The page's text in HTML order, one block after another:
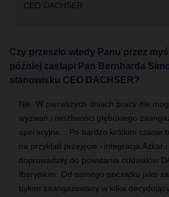
CEO DACHSER
Czy przeszło wtedy Panu przez
później zastąpi Pan Bernharda
stanowisku CEO DACHSER?
Nie. W pierwszych dniach pracy nie
wyzwań i możliwości głębokiego
operacyjne.
. Po bardzo krótkim czasie
na przykład przejęcie i integracja Azkar
doprowadziły do powstania oddziałów
Iberyjskim. Od samego początku jako
byłem zaangażowany w kilka